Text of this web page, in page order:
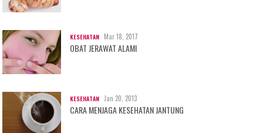
KESEHATAN Mar 18, 2017
OBAT JERAWAT ALAMI
KESEHATAN Jan 20, 2013
CARA MENJAGA KESEHATAN JANTUNG